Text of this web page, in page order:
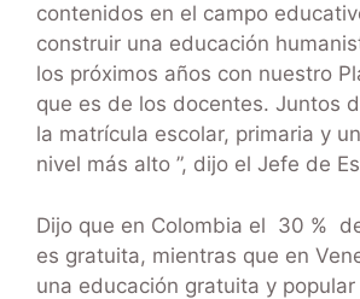
contenidos en el campo
construir una educación
los próximos años con nuestro
que es de los docentes. Juntos
la matrícula escolar, primaria y
nivel más alto ”, dijo el Jefe de
Dijo que en Colombia el 30 %
es gratuita, mientras que en
una educación gratuita y popular